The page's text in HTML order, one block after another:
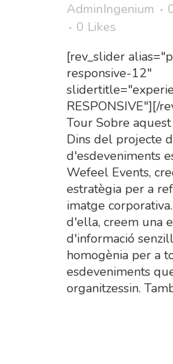
AdminIngenium
0 Likes
[rev_slider
responsive-12"
RESPONSIVE"][/
Tour Sobre
Dins del projecte
d'esdeveniments
Wefeel Events,
estratègia per a
imatge
d'ella, creem una
d'informació
homogènia per a
esdeveniments
organitzessin.